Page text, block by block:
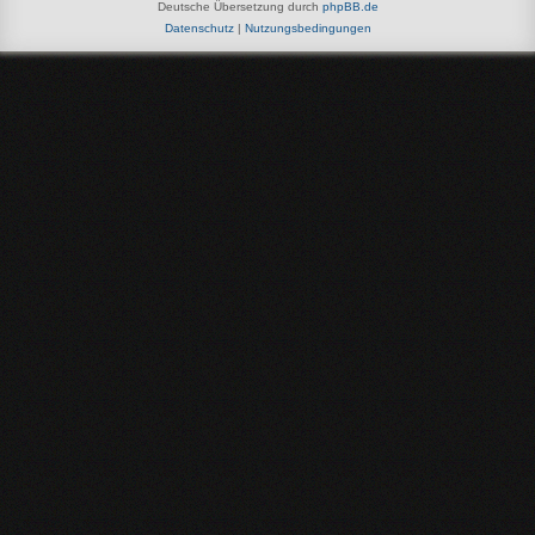
Deutsche Übersetzung durch phpBB.de
Datenschutz| Nutzungsbedingungen